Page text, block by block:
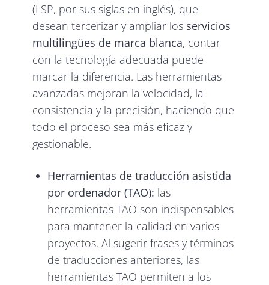
(LSP, por sus siglas en inglés), que
desean tercerizar y ampliar los servicios
multilingües de marca blanca, contar
con la tecnología adecuada puede
marcar la diferencia. Las herramientas
avanzadas mejoran la velocidad, la
consistencia y la precisión, haciendo que
todo el proceso sea más eficaz y
gestionable.
Herramientas de traducción asistida
por ordenador (TAO): las
herramientas TAO son indispensables
para mantener la calidad en varios
proyectos. Al sugerir frases y términos
de traducciones anteriores, las
herramientas TAO permiten a los